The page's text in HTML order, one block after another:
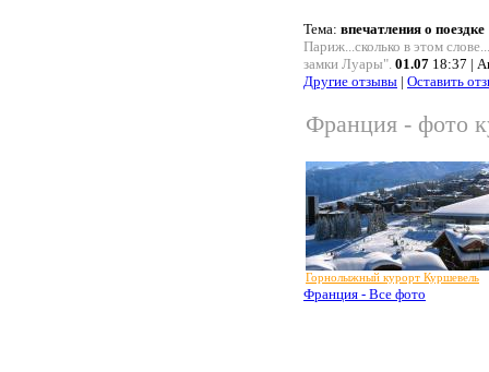
Тема: впечатления о поездке
Париж...сколько в этом
замки Луары". 01.07 18:37 |
Другие отзывы | Оставить
Франция - фото
Горнолыжный курорт Куршевель
Франция - Все фото